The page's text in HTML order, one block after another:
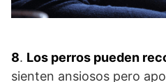
8. Los perros pueden
sienten ansiosos pero